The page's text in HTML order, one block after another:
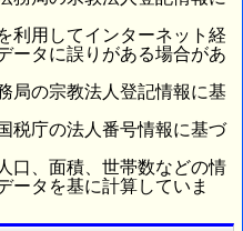
利用してインターネット経
ータに誤りがある場合があ
局の宗教法人登記情報に基
税庁の法人番号情報に基づ
口、面積、世帯数などの情
ータを基に計算していま